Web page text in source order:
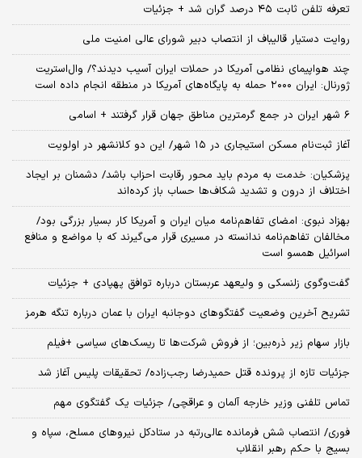
تعرفه تلفن ثابت ۴۵ درصد گران شد + جزئیات
روایت دستیار قالیباف از انتصاب دبیر شورای عالی امنیت ملی
چند هواپیمای نظامی آمریکا در حملات ایران آسیب دیدند؟/ وال‌استریت
ژورنال: ایران ۲۰۰۰ حمله به پایگاه‌های آمریکا در منطقه انجام داده است
۶ شهر ایران در جمع گرمترین مناطق جهان قرار گرفتند + اسامی
آغاز ثبت‌نام مسکن استیجاری در ۱۵ شهر/ این دو کلانشهر در اولویت
پزشکیان: خدمت به مردم باید محور رقابت احزاب باشد/ دشمنان بر ایجاد
اختلاف از درون و تشدید شکاف‌ها حساب باز کرده‌اند
بهزاد نبوی: امضای تفاهم‌نامه میان ایران و آمریکا کار بسیار بزرگی بود/
مخالفان تفاهم‌نامه ندانسته در مسیری قرار می‌گیرند که با مواضع و منافع
اسرائیل همسو است
گفت‌وگوی زلنسکی و ولیعهد عربستان درباره توافق پهپادی + جزئیات
تشریح آخرین وضعیت گفتگوهای دوجانبه ایران با عمان درباره تنگه هرمز
بازار سهام زیر ذره‌بین؛ از فروش شرکت‌ها تا ریسک‌های سیاسی +فیلم
جزئیات تازه از پرونده قتل حمیدرضا رجب‌زاده/ تحقیقات پلیس آغاز شد
تماس تلفنی وزیر خارجه آلمان و عراقچی/ جزئیات یک گفتگوی مهم
فوری/ انتصاب شش فرمانده عالی‌رتبه در ستادکل نیروهای مسلح، سپاه و
بسیج با حکم رهبر انقلاب